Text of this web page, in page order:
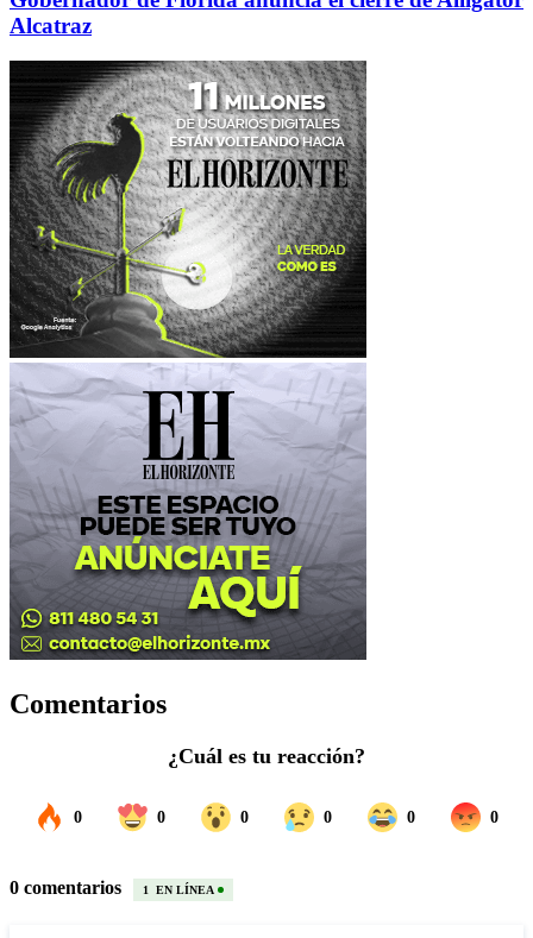
Alcatraz
Comentarios